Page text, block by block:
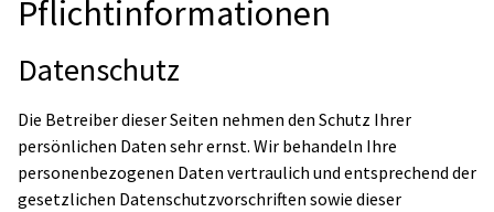
Pflichtinformationen
Datenschutz
Die Betreiber dieser Seiten nehmen den Schutz Ihrer
persönlichen Daten sehr ernst. Wir behandeln Ihre
personenbezogenen Daten vertraulich und entsprechend der
gesetzlichen Datenschutzvorschriften sowie dieser